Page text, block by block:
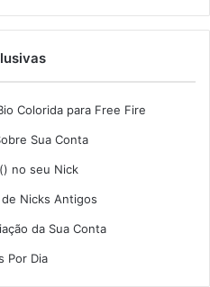
Colorida para Free Fire
Sua Conta
) no seu Nick
Nicks Antigos
da Sua Conta
Por Dia